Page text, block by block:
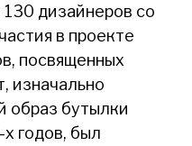
дизайнеров со
в проекте
посвященных
изначально
образ бутылки
годов, был